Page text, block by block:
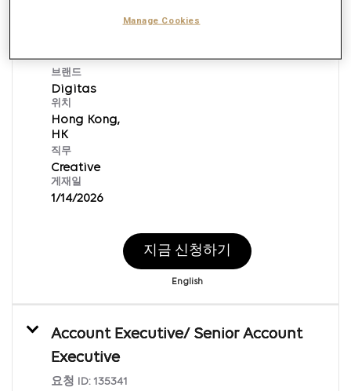
Senior Art Director
브랜드
Digitas
위치
Hong Kong,
직무
Creative
게재일
1/14/2026
지금 신청하기
English
Account Executive/ Senior Account
Executive
요청 ID: 135341
Manage Cookies